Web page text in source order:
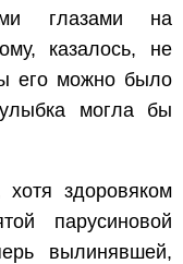
глазами на
казалось, не
его можно было
могла бы
здоровяком
парусиновой
вылинявшей,